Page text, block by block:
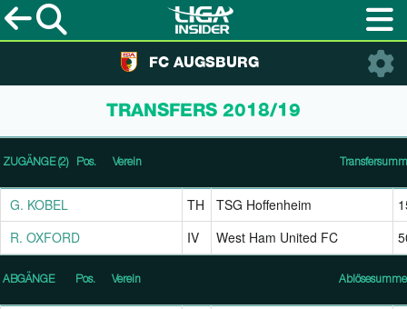
FC AUGSBURG
TRANSFERS 2018/19
ZUGÄNGE(2) Pos. Verein
ZUGÄNGE(2) Pos. Verein
G. KOBEL TH TSG Hoffenheim
R. OXFORD
IV West Ham United FC
ZUGÄNGE(2)
G. KOBEL
R. OXFORD
ABGÄNGE Pos. Verein Ablösesumme
ABGÄNGE